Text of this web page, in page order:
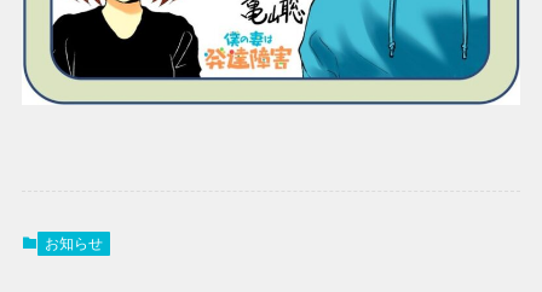
お知らせ